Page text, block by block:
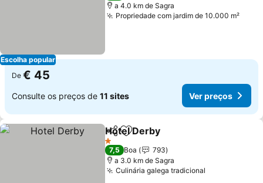
Escolha popular
a 4.0 km de Sagra
Propriedade com jardim de 10.000 m²
De € 45
Consulte os preços de 11 sites Ver preços
PartilharAdicionar aos favoritos
Hotel Derby
1 Estrelas
7,5 Boa
793
a 3.0 km de Sagra
Culinária galega tradicional